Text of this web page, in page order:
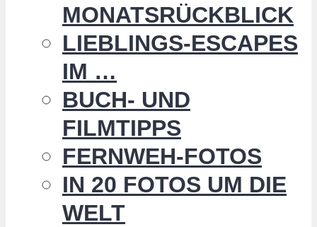
MONATSRÜCKBLICK
LIEBLINGS-ESCAPES
IM …
BUCH- UND
FILMTIPPS
FERNWEH-FOTOS
IN 20 FOTOS UM DIE
WELT